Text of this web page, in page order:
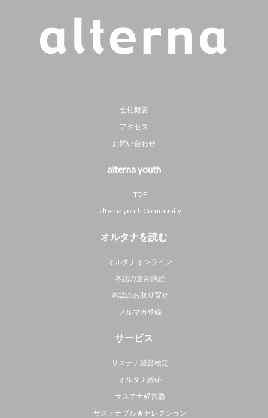
会社概要
アクセス
お問い合わせ
alterna youth
TOP
alterna youth Community
オルタナを読む
オルタナオンライン
本誌の定期購読
本誌のお取り寄せ
メルマガ登録
サービス
サステナ経営検定
オルタナ総研
サステナ経営塾
サステナブル★セレクション